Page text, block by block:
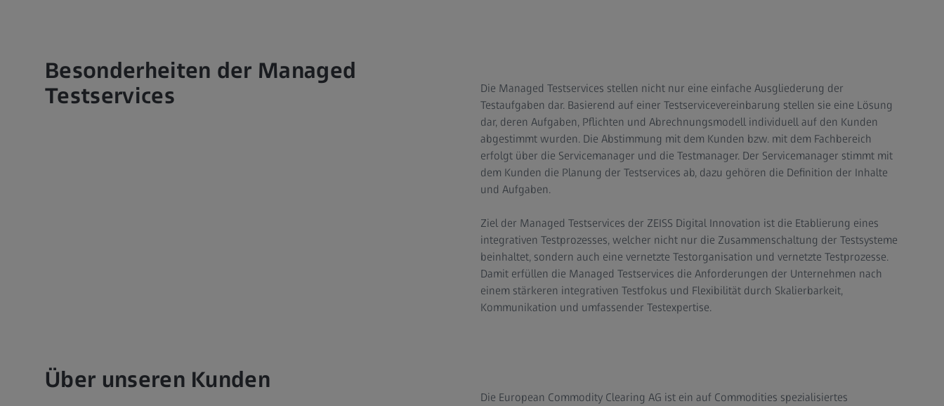
Besonderheiten der Managed
Testservices
Die Managed Testservices stellen nicht nur eine einfache Ausgliederung der
Testaufgaben dar. Basierend auf einer Testservicevereinbarung stellen sie eine Lösung
dar, deren Aufgaben, Pflichten und Abrechnungsmodell individuell auf den Kunden
abgestimmt wurden. Die Abstimmung mit dem Kunden bzw. mit dem Fachbereich
erfolgt über die Servicemanager und die Testmanager. Der Servicemanager stimmt mit
dem Kunden die Planung der Testservices ab, dazu gehören die Definition der Inhalte
und Aufgaben.
Ziel der Managed Testservices der ZEISS Digital Innovation ist die Etablierung eines
integrativen Testprozesses, welcher nicht nur die Zusammenschaltung der Testsysteme
beinhaltet, sondern auch eine vernetzte Testorganisation und vernetzte Testprozesse.
Damit erfüllen die Managed Testservices die Anforderungen der Unternehmen nach
einem stärkeren integrativen Testfokus und Flexibilität durch Skalierbarkeit,
Kommunikation und umfassender Testexpertise.
Über unseren Kunden
Die European Commodity Clearing AG ist ein auf Commodities spezialisiertes